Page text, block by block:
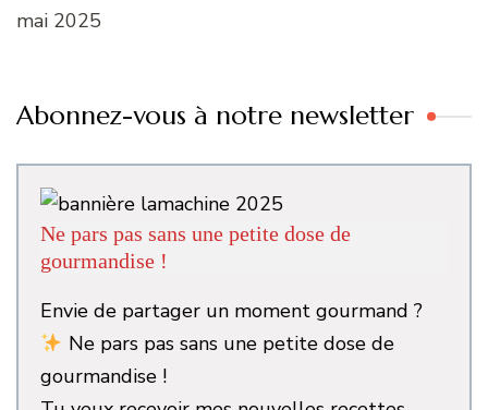
mai 2025
Abonnez-vous à notre newsletter
Ne pars pas sans une petite dose de
gourmandise !
Envie de partager un moment gourmand ?
Ne pars pas sans une petite dose de
gourmandise !